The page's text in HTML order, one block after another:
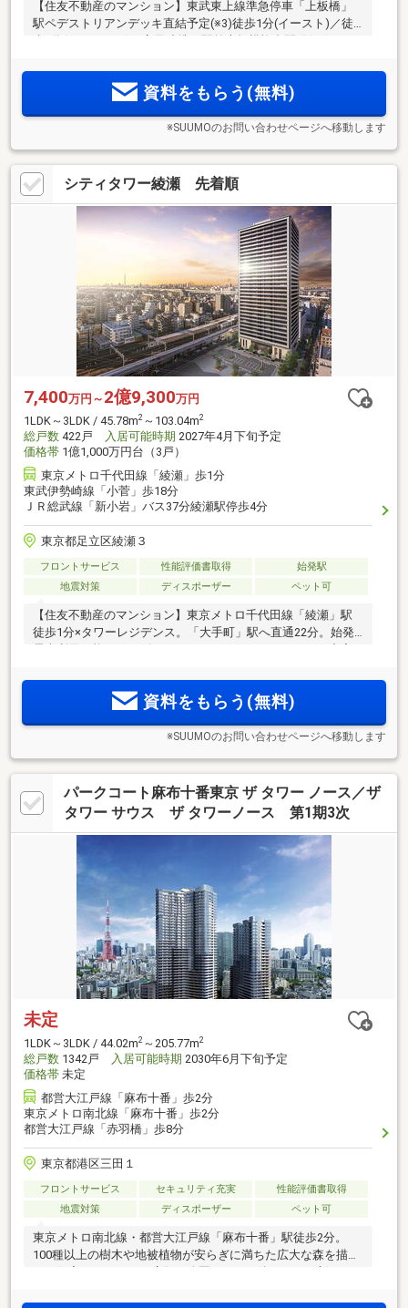
【住友不動産のマンション】東武東上線準急停車「上板橋」
駅ペデストリアンデッキ直結予定(※3)徒歩1分(イースト)／徒
ンタワー誕生。「池袋」へ直通10分、都心ターミナルまで軽
快にアクセス。
資料をもらう(無料)
※SUUMOのお問い合わせページへ移動します
シティタワー綾瀬 先着順
7,400万円～ 2億9,300万円
1LDK～3LDK / 45.78m2 ～103.04m2
総戸数 422戸 入居可能時期 2027年4月下旬予定
価格帯 1億1,000万円台（3戸）
東京メトロ千代田線「綾瀬」歩1分
東武伊勢崎線「小菅」歩18分
ＪＲ総武線「新小岩」バス37分綾瀬駅停歩4分
東京都足立区綾瀬３
フロントサービス 性能評価書取得
始発駅
地震対策
ディスポーザー ペット可
【住友不動産のマンション】東京メトロ千代田線「綾瀬」駅
徒歩1分×タワーレジデンス。「大手町」駅へ直通22分。始発
ビス、制震構造で安心と快適を追求。ディスポーザー・床暖
資料をもらう(無料)
※SUUMOのお問い合わせページへ移動します
パークコート麻布十番東京 ザ タワー ノース／ザ
タワー サウス ザ タワーノース 第1期3次
未定
1LDK～3LDK / 44.02m2 ～205.77m2
総戸数 1342戸 入居可能時期 2030年6月下旬予定
価格帯 未定
都営大江戸線「麻布十番」歩2分
東京メトロ南北線「麻布十番」歩2分
都営大江戸線「赤羽橋」歩8分
東京都港区三田１
フロントサービス セキュリティ充実
性能評価書取得
地震対策
ディスポーザー ペット可
東京メトロ南北線・都営大江戸線「麻布十番」駅徒歩2分。
100種以上の樹木や地被植物が安らぎに満ちた広大な森を描
く。住宅・オフィス・店舗・公園までが一体となった新たな